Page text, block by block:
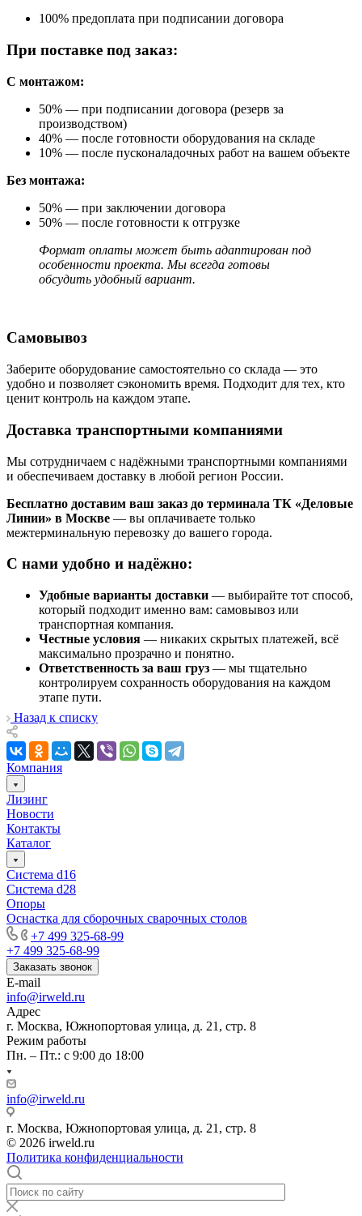
100% предоплата при подписании договора
При поставке под заказ:
С монтажом:
50% — при подписании договора (резерв за
производством)
40% — после готовности оборудования на складе
10% — после пусконаладочных работ на вашем объекте
Без монтажа:
50% — при заключении договора
50% — после готовности к отгрузке
Формат оплаты может быть адаптирован под
особенности проекта. Мы всегда готовы
обсудить удобный вариант.
Самовывоз
Заберите оборудование самостоятельно со склада — это
удобно и позволяет сэкономить время. Подходит для тех, кто
ценит контроль на каждом этапе.
Доставка транспортными компаниями
Мы сотрудничаем с надёжными транспортными компаниями
и обеспечиваем доставку в любой регион России.
Бесплатно доставим ваш заказ до терминала ТК «Деловые
Линии» в Москве — вы оплачиваете только
межтерминальную перевозку до вашего города.
С нами удобно и надёжно:
Удобные варианты доставки — выбирайте тот способ,
который подходит именно вам: самовывоз или
транспортная компания.
Честные условия — никаких скрытых платежей, всё
максимально прозрачно и понятно.
Ответственность за ваш груз — мы тщательно
контролируем сохранность оборудования на каждом
этапе пути.
Назад к списку
Компания
Лизинг
Новости
Контакты
Каталог
Система d16
Система d28
Опоры
Оснастка для сборочных сварочных столов
+7 499 325-68-99
+7 499 325-68-99
Заказать звонок
E-mail
info@irweld.ru
Адрес
г. Москва, Южнопортовая улица, д. 21, стр. 8
Режим работы
Пн. – Пт.: с 9:00 до 18:00
info@irweld.ru
г. Москва, Южнопортовая улица, д. 21, стр. 8
© 2026 irweld.ru
Политика конфиденциальности